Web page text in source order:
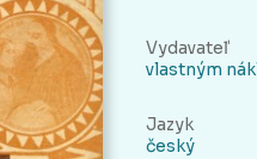
Vydavateľ
vlastným
Jazyk
český